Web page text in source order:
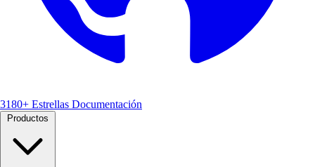
3180+ Estrellas Documentación
Productos